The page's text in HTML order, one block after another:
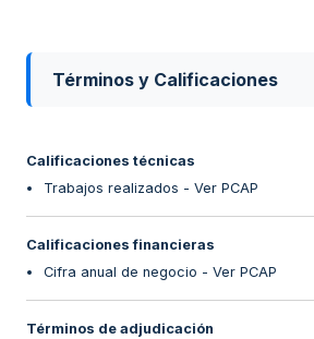
Términos y Calificaciones
Calificaciones técnicas
Trabajos realizados - Ver PCAP
Calificaciones financieras
Cifra anual de negocio - Ver PCAP
Términos de adjudicación